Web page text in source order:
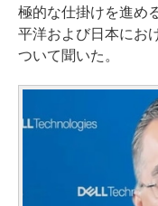
極的な仕掛けを進め
平洋および日本にお
ついて聞いた。